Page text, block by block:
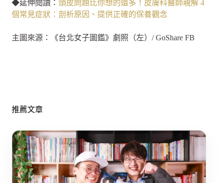
◆延伸閱讀： 頭皮問題比你想的還多！皮膚科醫師親解 4
個常見症狀：剖析原因、提供正確的保養觀念
主圖來源：《台北女子圖鑑》劇照（左）/ GoShare FB
推薦文章